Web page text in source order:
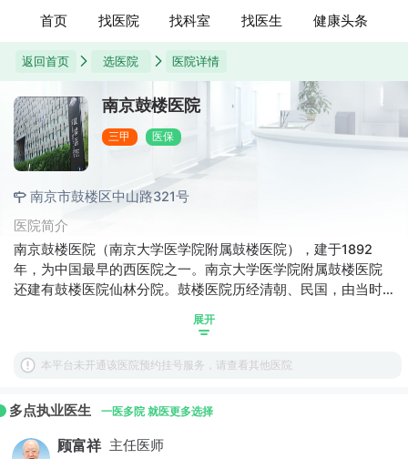
首页 找医院 找科室 找医生 健康头条
返回首页 选医院 医院详情
南京鼓楼医院
三甲 医保
南京市鼓楼区中山路321号
医院简介
南京鼓楼医院（南京大学医学院附属鼓楼医院），建于1892
年，为中国最早的西医院之一。南京大学医学院附属鼓楼医院
还建有鼓楼医院仙林分院。鼓楼医院历经清朝、民国，由当时
2600余名职工，集医疗、教学、科研为一体的综合性三级甲等
次。
展开
本平台未开通该医院预约挂号服务，请查看其他医院
多点执业医生 一医多院 就医更多选择
顾富祥 主任医师